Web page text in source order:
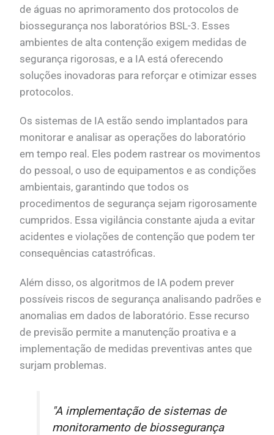
de águas no aprimoramento dos protocolos de
biossegurança nos laboratórios BSL-3. Esses
ambientes de alta contenção exigem medidas de
segurança rigorosas, e a IA está oferecendo
soluções inovadoras para reforçar e otimizar esses
protocolos.
Os sistemas de IA estão sendo implantados para
monitorar e analisar as operações do laboratório
em tempo real. Eles podem rastrear os movimentos
do pessoal, o uso de equipamentos e as condições
ambientais, garantindo que todos os
procedimentos de segurança sejam rigorosamente
cumpridos. Essa vigilância constante ajuda a evitar
acidentes e violações de contenção que podem ter
consequências catastróficas.
Além disso, os algoritmos de IA podem prever
possíveis riscos de segurança analisando padrões e
anomalias em dados de laboratório. Esse recurso
de previsão permite a manutenção proativa e a
implementação de medidas preventivas antes que
surjam problemas.
"A implementação de sistemas de
monitoramento de biossegurança